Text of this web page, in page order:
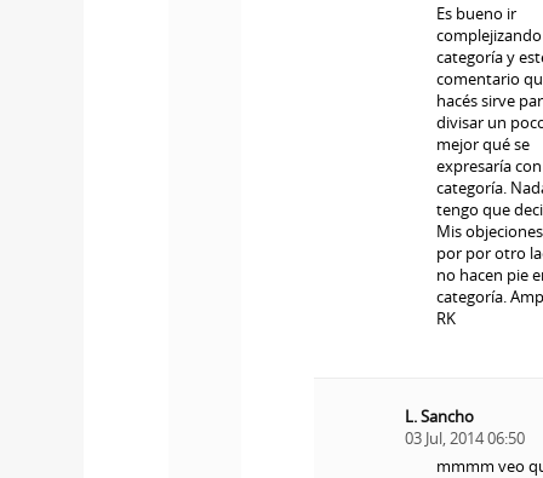
Es bueno ir
categoría y
comentario
hacés sirve
divisar un
mejor qué se
expresaría
categoría.
tengo que
Mis
por por otro
no hacen pie
categoría.
RK
L. Sancho
03 Jul, 2014 06:50
mmmm veo